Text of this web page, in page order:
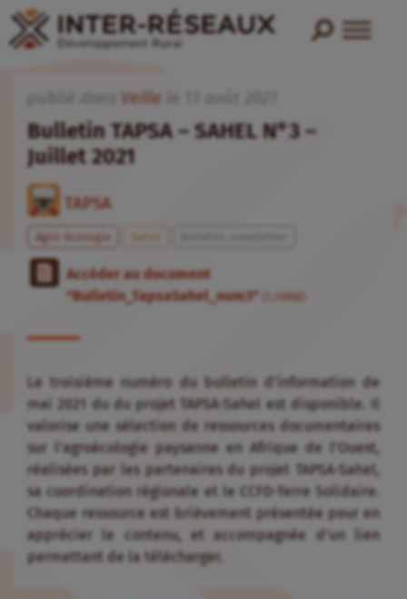
Veille
Bulletin TAPSA – SAHEL N°3 –
Juillet 2021
TAPSA
Agro-écologie Sahel
Accéder au document
"Bulletin_TapsaSahel_num3"
(1.19MB)
Le troisième numéro du bulletin d’information de
mai 2021 du du projet TAPSA-Sahel est disponible. Il
valorise une sélection de ressources documentaires
sur l’agroécologie paysanne en Afrique de l’Ouest,
réalisées par les partenaires du projet TAPSA-Sahel,
sa coordination régionale et le CCFD-Terre Solidaire.
Chaque ressource est brièvement présentée pour en
apprécier le contenu, et accompagnée d’un lien
permettant de la télécharger.